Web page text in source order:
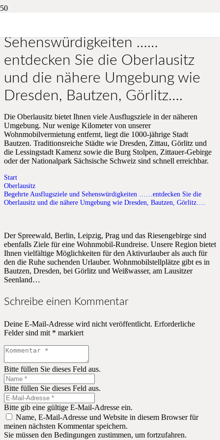
Sehenswürdigkeiten ……
entdecken Sie die Oberlausitz
und die nähere Umgebung wie
Dresden, Bautzen, Görlitz….
Die Oberlausitz bietet Ihnen viele Ausflugsziele in der näheren
Umgebung. Nur wenige Kilometer von unserer
Wohnmobilvermietung entfernt, liegt die 1000-jährige Stadt
Bautzen. Traditionsreiche Städte wie Dresden, Zittau, Görlitz und
die Lessingstadt Kamenz sowie die Burg Stolpen, Zittauer-Gebirge
oder der Nationalpark Sächsische Schweiz sind schnell erreichbar.
Start
Oberlausitz
Begehrte Ausflugsziele und Sehenswürdigkeiten ……entdecken Sie die
Oberlausitz und die nähere Umgebung wie Dresden, Bautzen, Görlitz….
Der Spreewald, Berlin, Leipzig, Prag und das Riesengebirge sind
ebenfalls Ziele für eine Wohnmobil-Rundreise. Unsere Region bietet
Ihnen vielfältige Möglichkeiten für den Aktivurlauber als auch für
den die Ruhe suchenden Urlauber. Wohnmobilstellplätze gibt es in
Bautzen, Dresden, bei Görlitz und Weißwasser, am Lausitzer
Seenland…
Schreibe einen Kommentar
Deine E-Mail-Adresse wird nicht veröffentlicht. Erforderliche
Felder sind mit * markiert
Bitte füllen Sie dieses Feld aus.
Bitte füllen Sie dieses Feld aus.
Bitte gib eine gültige E-Mail-Adresse ein.
Name, E-Mail-Adresse und Website in diesem Browser für
meinen nächsten Kommentar speichern.
Sie müssen den Bedingungen zustimmen, um fortzufahren.